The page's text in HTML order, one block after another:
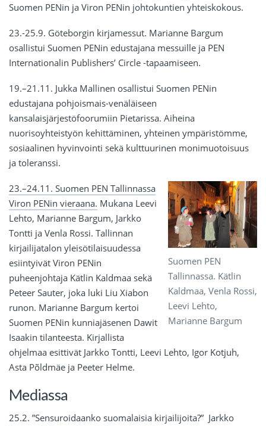
Suomen PENin ja Viron PENin johtokuntien yhteiskokous.
23.-25.9. Göteborgin kirjamessut. Marianne Bargum
osallistui Suomen PENin edustajana messuille ja PEN
Internationalin Publishers’ Circle -tapaamiseen.
19.–21.11. Jukka Mallinen osallistui Suomen PENin
edustajana pohjoismais-venäläiseen
kansalaisjärjestöfoorumiin Pietarissa. Aiheina
nuorisoyhteistyön kehittäminen, yhteinen ympäristömme,
sosiaalinen hyvinvointi sekä kulttuurinen monimuotoisuus
ja toleranssi.
Suomen PEN
Tallinnassa. Kätlin
Kaldmaa, Venla Rossi,
Leevi Lehto,
Marianne Bargum
23.–24.11. Suomen PEN Tallinnassa
Viron PENin vieraana. Mukana Leevi
Lehto, Marianne Bargum, Jarkko
Tontti ja Venla Rossi. Tallinnan
kirjailijatalon yleisötilaisuudessa
esiintyivät Viron PENin
puheenjohtaja Kätlin Kaldmaa sekä
Peteer Sauter, joka luki Liu Xiabon
runon. Marianne Bargum kertoi
Suomen PENin kunniajäsenen Dawit
Isaakin tilanteesta. Kirjallista
ohjelmaa esittivät Jarkko Tontti, Leevi Lehto, Igor Kotjuh,
Asta Põldmäe ja Peeter Helme.
Mediassa
25.2. ”Sensuroidaanko suomalaisia kirjailijoita?” Jarkko